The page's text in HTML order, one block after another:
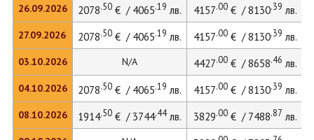
26.09.2026
27.09.2026
03.10.2026
04.10.2026
08.10.2026
2078.50€ / 4065.19 лв. 4157.00€ / 8130.39 лв.
2078.50€ / 4065.19 лв. 4157.00€ / 8130.39 лв.
N/A 4427.00€ / 8658.46 лв.
2078.50€ / 4065.19 лв. 4157.00€ / 8130.39 лв.
1914.50€ / 3744.44лв. 3829.00€ / 7488.87 лв.